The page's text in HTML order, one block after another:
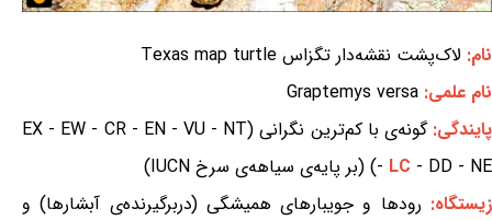
نام: لاک‌پشت نقشه‌دار تگزاس Texas map turtle
نام علمی: Graptemys versa
پایندگی:
گونه‌ی با کم‌ترین نگرانی (EX - EW - CR - EN - VU - NT
- LC - DD - NE) (بر پایه‌ی سیاهه‌ی سرخ IUCN)
زیستگاه: رودها و جویبارهای همیشگی (دربرگیرنده‌ی آبشارها) و